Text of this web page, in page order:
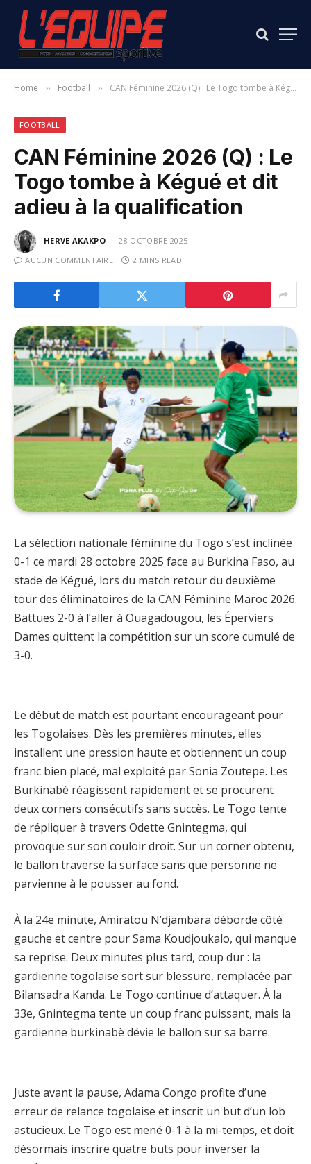
Home » Football » CAN Féminine 2026 (Q) : Le Togo tombe à Kégué et dit adieu à la qualification
FOOTBALL
CAN Féminine 2026 (Q) : Le
Togo tombe à Kégué et dit
adieu à la qualification
HERVE AKAKPO
28 OCTOBRE 2025
AUCUN COMMENTAIRE
2 MINS READ
La sélection nationale féminine du Togo s’est inclinée
0-1 ce mardi 28 octobre 2025 face au Burkina Faso, au
stade de Kégué, lors du match retour du deuxième
tour des éliminatoires de la CAN Féminine Maroc 2026.
Battues 2-0 à l’aller à Ouagadougou, les Éperviers
Dames quittent la compétition sur un score cumulé de
3-0.
Le début de match est pourtant encourageant pour
les Togolaises. Dès les premières minutes, elles
installent une pression haute et obtiennent un coup
franc bien placé, mal exploité par Sonia Zoutepe. Les
Burkinabè réagissent rapidement et se procurent
deux corners consécutifs sans succès. Le Togo tente
de répliquer à travers Odette Gnintegma, qui
provoque sur son couloir droit. Sur un corner obtenu,
le ballon traverse la surface sans que personne ne
parvienne à le pousser au fond.
À la 24e minute, Amiratou N’djambara déborde côté
gauche et centre pour Sama Koudjoukalo, qui manque
sa reprise. Deux minutes plus tard, coup dur : la
gardienne togolaise sort sur blessure, remplacée par
Bilansadra Kanda. Le Togo continue d’attaquer. À la
33e, Gnintegma tente un coup franc puissant, mais la
gardienne burkinabè dévie le ballon sur sa barre.
Juste avant la pause, Adama Congo profite d’une
erreur de relance togolaise et inscrit un but d’un lob
astucieux. Le Togo est mené 0-1 à la mi-temps, et doit
désormais inscrire quatre buts pour inverser la